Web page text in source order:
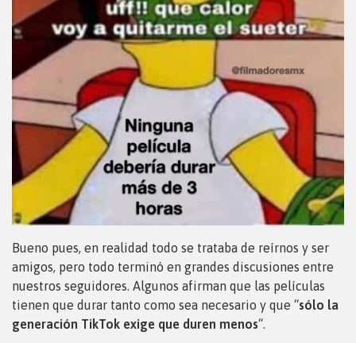
Bueno pues, en realidad todo se trataba de reírnos y ser
amigos, pero todo terminó en grandes discusiones entre
nuestros seguidores. Algunos afirman que las películas
tienen que durar tanto como sea necesario y que “sólo la
generación TikTok exige que duren menos“.